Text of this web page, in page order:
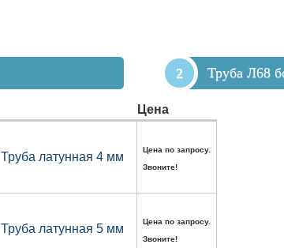
Труба Л68
Цена
Труба латунная 4 мм
Цена по запросу.
Звоните!
Труба латунная 5 мм
Цена по запросу.
Звоните!